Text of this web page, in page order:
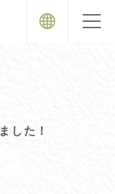
した！